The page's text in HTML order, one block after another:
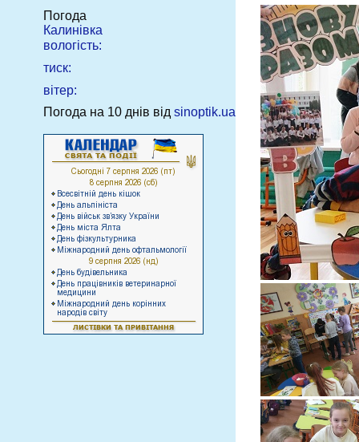
Погода
Калинівка
вологість:
тиск:
вітер:
Погода на 10 днів від sinoptik.ua